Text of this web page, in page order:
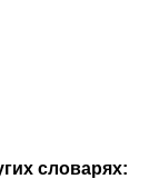
словарях: